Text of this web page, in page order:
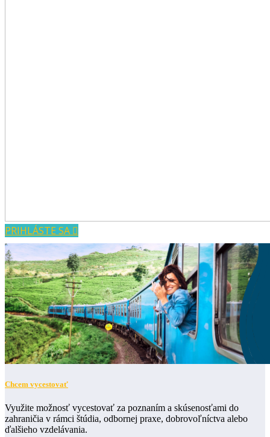
PRIHLÁSTE SA
Chcem vycestovať
Využite možnosť vycestovať za poznaním a skúsenosťami do
zahraničia v rámci štúdia, odbornej praxe, dobrovoľníctva alebo
ďalšieho vzdelávania.